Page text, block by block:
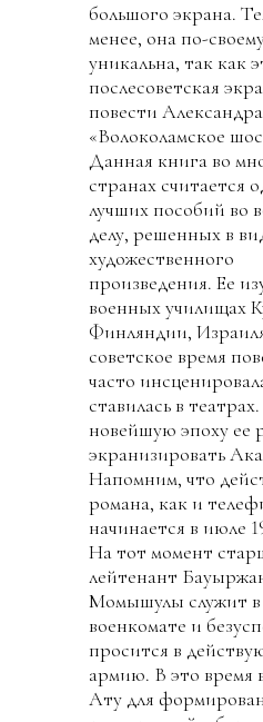
большого экрана.
менее, она по-
уникальна, так как
послесоветская
повести
«Волоколамское
Данная книга во
странах считается
лучших пособий во
делу, решенных в
художественного
произведения. Ее
военных училищах
Финляндии,
советское время
часто
ставилась в
новейшую эпоху ее
экранизировать
Напомним, что
романа, как и
начинается в июле
На тот момент
лейтенант
Момышулы служит в
военкомате и
просится в
армию. В это время
Ату для